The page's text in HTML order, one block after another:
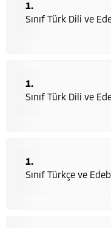
Sınıf Türk Dili ve
Sınıf Türk Dili ve
Sınıf Türkçe ve